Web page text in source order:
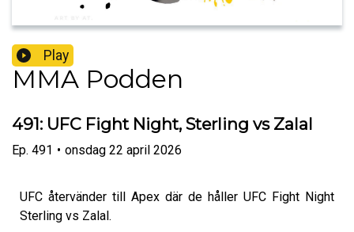
Play
MMA Podden
491: UFC Fight Night, Sterling vs Zalal
Ep. 491 • onsdag 22 april 2026
UFC återvänder till Apex där de håller UFC Fight Night
Sterling vs Zalal.